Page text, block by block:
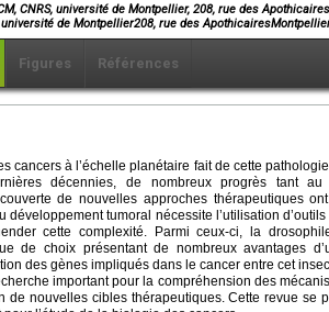
CNRS, université de Montpellier, 208, rue des
université de Montpellier208, rue des
Figures Références
cancers à l’échelle planétaire fait de cette
décennies, de nombreux progrès tant au
de nouvelles approches thérapeutiques
développement tumoral nécessite l’utilisation
cette complexité. Parmi ceux-ci, la
de choix présentant de nombreux avantages
des gènes impliqués dans le cancer entre cet
important pour la compréhension des
de nouvelles cibles thérapeutiques. Cette revue se